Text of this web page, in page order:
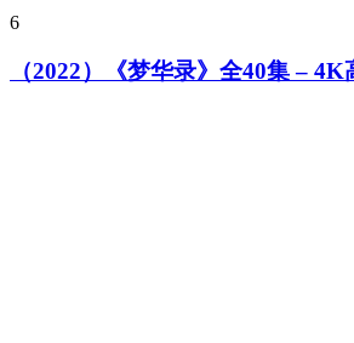
6
（2022）《梦华录》全40集 – 4K